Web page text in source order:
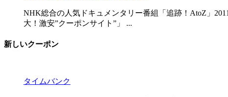
NHK総合の人気ドキュメンタリー番組「追跡！AtoZ」
大！激安”クーポンサイト”」 ...
新しいクーポン
タイムバンク